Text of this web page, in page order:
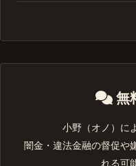
無
小野（オノ）に
闇金・違法金融の督促や
れる可